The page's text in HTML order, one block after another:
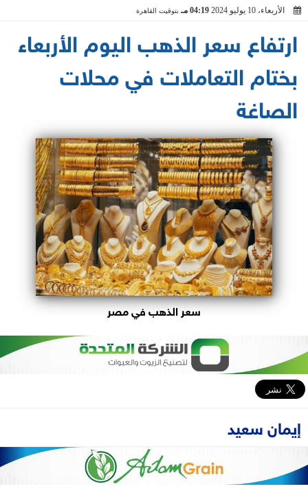
الأربعاء، 10 يوليو 2024
04:19 مـ بتوقيت القاهرة
ارتفاع سعر الذهب اليوم الأربعاء
بختام التعاملات في محلات
الصاغة
سعر الذهب في مصر
إيمان سعيد